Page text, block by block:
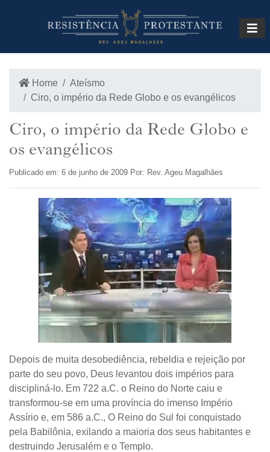
LOJA
Home
Ateísmo
Ciro, o império da Rede Globo e os evangélicos
Ciro, o império da Rede Globo e
os evangélicos
Publicado em: 6 de junho de 2009 Por: Rev. Ageu Magalhães
Depois de muita desobediência, rebeldia e rejeição por
parte do seu povo, Deus levantou dois impérios para
discipliná-lo. Em 722 a.C. o Reino do Norte caiu e
transformou-se em uma província do imenso Império
Assírio e, em 586 a.C., O Reino do Sul foi conquistado
pela Babilônia, exilando a maioria dos seus habitantes e
destruindo Jerusalém e o Templo.